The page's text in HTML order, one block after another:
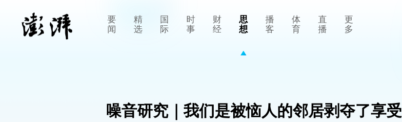
要
闻
精
选
国
际
时
事
财
经
思
想
播
客
体
育
直
播
更
多
噪音研究｜我们是被恼人的邻居剥夺了享受